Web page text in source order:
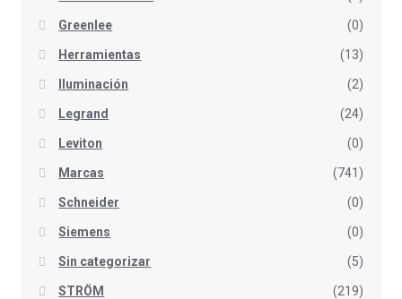
Greenlee (0)
Herramientas (13)
Iluminación (2)
Legrand (24)
Leviton (0)
Marcas (741)
Schneider (0)
Siemens (0)
Sin categorizar (5)
STRÖM (219)